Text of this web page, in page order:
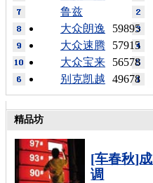
鲁兹
59895
大众朗逸
57915
大众速腾
56578
大众宝来
49678
别克凯越
精品坊
[车春秋]
调